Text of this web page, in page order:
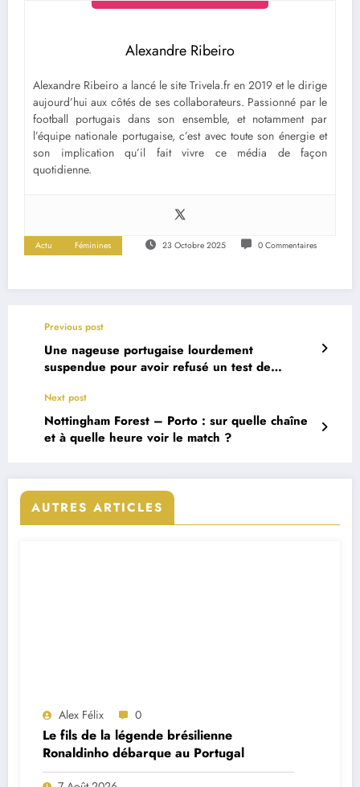
Alexandre Ribeiro
Alexandre Ribeiro a lancé le site Trivela.fr en 2019 et le dirige
aujourd’hui aux côtés de ses collaborateurs. Passionné par le
football portugais dans son ensemble, et notamment par
l’équipe nationale portugaise, c’est avec toute son énergie et
son implication qu’il fait vivre ce média de façon
quotidienne.
Actu Féminines 23 Octobre 2025 0 Commentaires
Previous post
Une nageuse portugaise lourdement
suspendue pour avoir refusé un test de
Next post
Nottingham Forest – Porto : sur quelle chaîne
et à quelle heure voir le match ?
AUTRES ARTICLES
Alex Félix 0
Le fils de la légende brésilienne
Ronaldinho débarque au Portugal